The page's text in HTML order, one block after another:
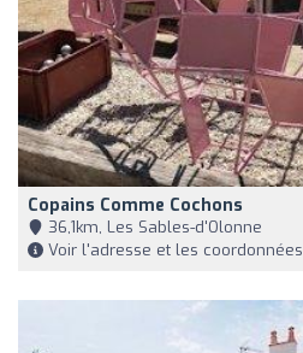
Copains Comme Cochons
36,1km, Les Sables-d'Olonne
Voir l'adresse et les coordonnées